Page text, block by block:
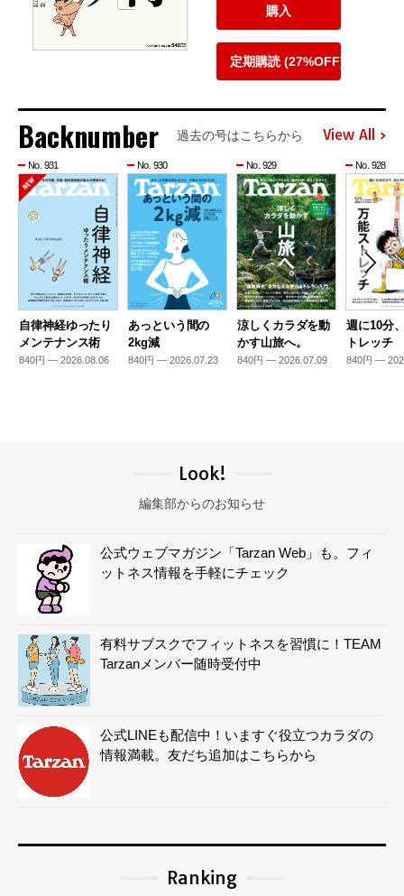
購入
定期購読 (27%OFF)
Backnumber 過去の号はこちらから View All
No. 931
自律神経ゆったり
メンテナンス術
840円 — 2026.08.06
No. 930
あっという間の
2kg減
840円 — 2026.07.23
No. 929
涼しくカラダを動
かす山旅へ。
840円 — 2026.07.09
No. 928
週に10分
トレッチ
840円 —
Look!
編集部からのお知らせ
公式ウェブマガジン「Tarzan Web」も。フィ
ットネス情報を手軽にチェック
有料サブスクでフィットネスを習慣に！TEAM
Tarzanメンバー随時受付中
公式LINEも配信中！いますぐ役立つカラダの
情報満載。友だち追加はこちらから
Ranking